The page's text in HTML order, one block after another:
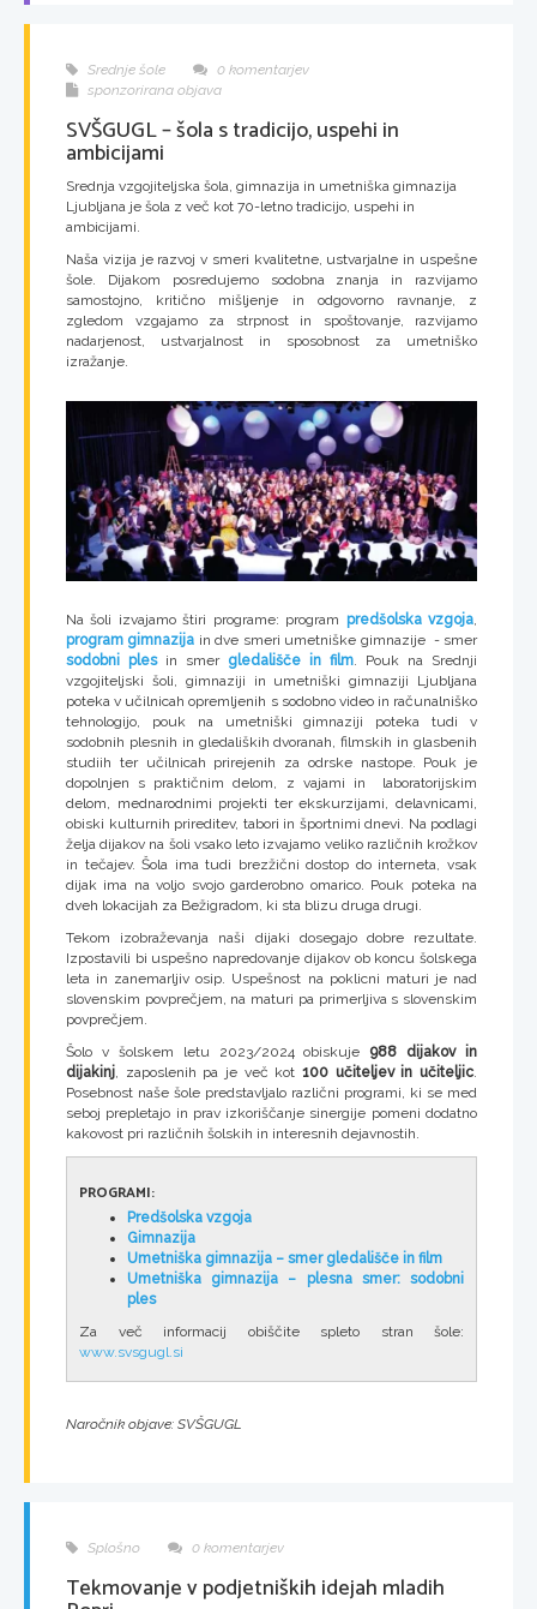
Srednje šole
0 komentarjev
sponzorirana objava
SVŠGUGL – šola s tradicijo, uspehi in
ambicijami
Srednja vzgojiteljska šola, gimnazija in umetniška gimnazija
Ljubljana je šola z več kot 70-letno tradicijo, uspehi in
ambicijami.
Naša vizija je razvoj v smeri kvalitetne, ustvarjalne in uspešne
šole. Dijakom posredujemo sodobna znanja in razvijamo
samostojno, kritično mišljenje in odgovorno ravnanje, z
zgledom vzgajamo za strpnost in spoštovanje, razvijamo
nadarjenost, ustvarjalnost in sposobnost za umetniško
izražanje.
Na šoli izvajamo štiri programe: program predšolska vzgoja,
program gimnazija in dve smeri umetniške gimnazije - smer
sodobni plesin smer gledališče in film. Pouk na Srednji
vzgojiteljski šoli, gimnaziji in umetniški gimnaziji Ljubljana
poteka v učilnicah opremljenih s sodobno video in računalniško
tehnologijo, pouk na umetniški gimnaziji poteka tudi v
sodobnih plesnih in gledaliških dvoranah, filmskih in glasbenih
studiih ter učilnicah prirejenih za odrske nastope. Pouk je
dopolnjen s praktičnim delom, z vajami in laboratorijskim
delom, mednarodnimi projekti ter ekskurzijami, delavnicami,
obiski kulturnih prireditev, tabori in športnimi dnevi. Na podlagi
želja dijakov na šoli vsako leto izvajamo veliko različnih krožkov
in tečajev. Šola ima tudi brezžični dostop do interneta, vsak
dijak ima na voljo svojo garderobno omarico. Pouk poteka na
dveh lokacijah za Bežigradom, ki sta blizu druga drugi.
Tekom izobraževanja naši dijaki dosegajo dobre rezultate.
Izpostavili bi uspešno napredovanje dijakov ob koncu šolskega
leta in zanemarljiv osip. Uspešnost na poklicni maturi je nad
slovenskim povprečjem, na maturi pa primerljiva s slovenskim
povprečjem.
Šolo v šolskem letu 2023/2024 obiskuje 988 dijakov in
dijakinj, zaposlenih pa je več kot 100 učiteljev in učiteljic.
Posebnost naše šole predstavljalo različni programi, ki se med
seboj prepletajo in prav izkoriščanje sinergije pomeni dodatno
kakovost pri različnih šolskih in interesnih dejavnostih.
PROGRAMI:
Predšolska vzgoja
Gimnazija
Umetniška gimnazija – smer gledališče in film
Umetniška gimnazija – plesna smer: sodobni
ples
Za več informacij obiščite spleto stran šole:
www.svsgugl.si
Naročnik objave: SVŠGUGL
Splošno 0 komentarjev
Tekmovanje v podjetniških idejah mladih